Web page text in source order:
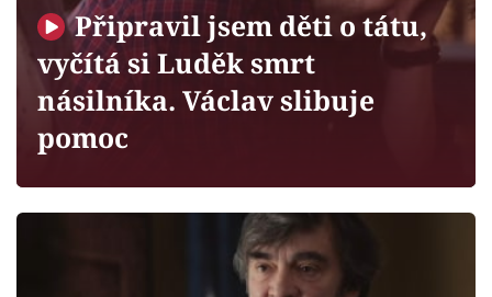
Sledujte prima+
Filmový festival Karlovy Vary
Mámy sobě
Připravil jsem děti o tátu,
vyčítá si Luděk smrt
násilníka. Václav slibuje
pomoc